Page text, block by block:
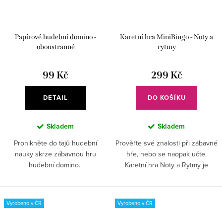
Papírové hudební domino -
oboustranné
99 Kč
DETAIL
Skladem
Pronikněte do tajů hudební
nauky skrze zábavnou hru
hudební domino.
Karetní hra MiniBingo - Noty a
rytmy
299 Kč
DO KOŠÍKU
Skladem
Prověřte své znalosti při zábavné
hře, nebo se naopak učte.
Karetní hra Noty a Rytmy je
Vyrobeno v ČR Vyrobeno v ČR